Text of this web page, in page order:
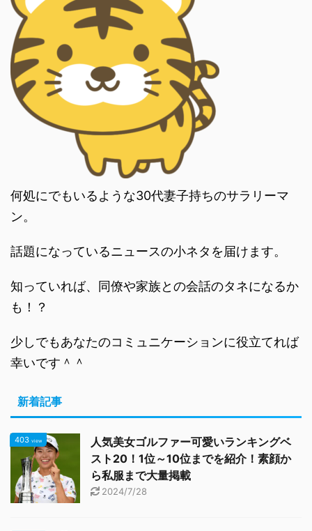
何処にでもいるような30代妻子持ちのサラリーマ
ン。
話題になっているニュースの小ネタを届けます。
知っていれば、同僚や家族との会話のタネになるか
も！？
少しでもあなたのコミュニケーションに役立てれば
幸いです＾＾
新着記事
403 view
人気美女ゴルファー可愛いランキングベ
スト20！1位～10位までを紹介！素顔か
ら私服まで大量掲載
2024/7/28